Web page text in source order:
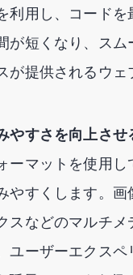
利用し、コードを
が短くなり、スム
が提供されるウェ
やすさを向上させ
ーマットを使用し
やすくします。画
スなどのマルチメ
ユーザーエクス